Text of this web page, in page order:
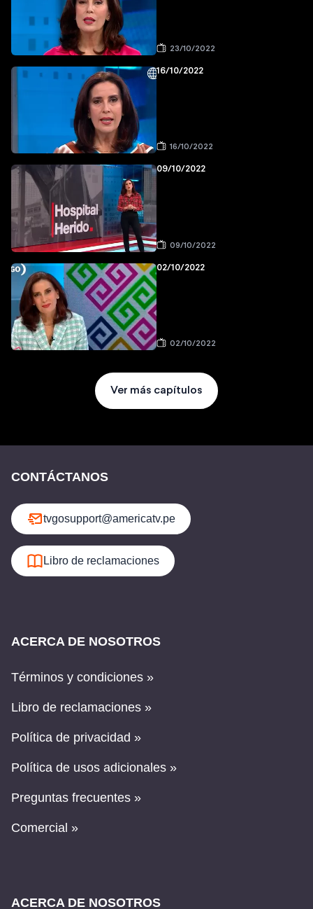
23/10/2022
16/10/2022
16/10/2022
09/10/2022
09/10/2022
02/10/2022
02/10/2022
Ver más capítulos
CONTÁCTANOS
tvgosupport@americatv.pe
Libro de reclamaciones
ACERCA DE NOSOTROS
Términos y condiciones »
Libro de reclamaciones »
Política de privacidad »
Política de usos adicionales »
Preguntas frecuentes »
Comercial »
ACERCA DE NOSOTROS